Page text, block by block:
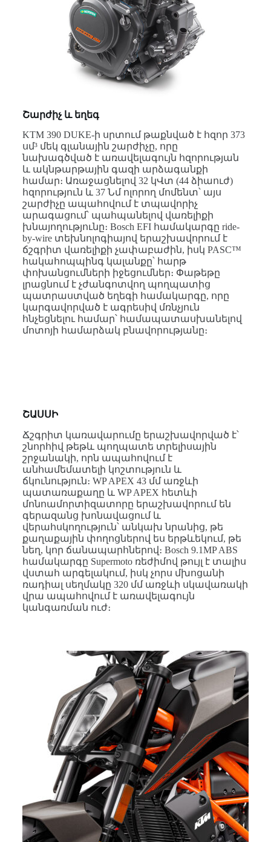
Շարժիչ և եղեգ
KTM 390 DUKE-ի սրտում թաքնված է հզոր 373
սմ³ մեկ գլանային շարժիչը, որը
նախագծված է առավելագույն հզորության
և ակնթարթային գազի արձագանքի
համար։ Առաջացնելով 32 կՎտ (44 ձիաուժ)
հզորություն և 37 Նմ ոլորող մոմենտ՝ այս
շարժիչը ապահովում է տպավորիչ
արագացում՝ պահպանելով վառելիքի
խնայողությունը։ Bosch EFI համակարգը ride-
by-wire տեխնոլոգիայով երաշխավորում է
ճշգրիտ վառելիքի չափաբաժին, իսկ PASC™
հակահոպպինգ կալանքը՝ հարթ
փոխանցումների իջեցումներ։ Փաթեթը
լրացնում է չժանգոտվող պողպատից
պատրաստված եղեգի համակարգը, որը
կարգավորված է ագրեսիվ մռնչյուն
հնչեցնելու համար՝ համապատասխանելով
մոտոյի համարձակ բնավորությանը։
ՇԱՍՍԻ
Ճշգրիտ կառավարումը երաշխավորված է՝
շնորհիվ թեթև պողպատե տրելիսային
շրջանակի, որն ապահովում է
անհամեմատելի կոշտություն և
ճկունություն։ WP APEX 43 մմ առջևի
պատառաքաղը և WP APEX հետևի
մոնոամորտիզատորը երաշխավորում են
գերազանց խոնավացում և
վերահսկողություն՝ անկախ նրանից, թե
քաղաքային փողոցներով ես երթևեկում, թե
նեղ, կոր ճանապարհներով։ Bosch 9.1MP ABS
համակարգը Supermoto ռեժիմով թույլ է տալիս
վստահ արգելակում, իսկ չորս մխոցանի
ռադիալ սեղմակը 320 մմ առջևի սկավառակի
վրա ապահովում է առավելագույն
կանգառման ուժ։